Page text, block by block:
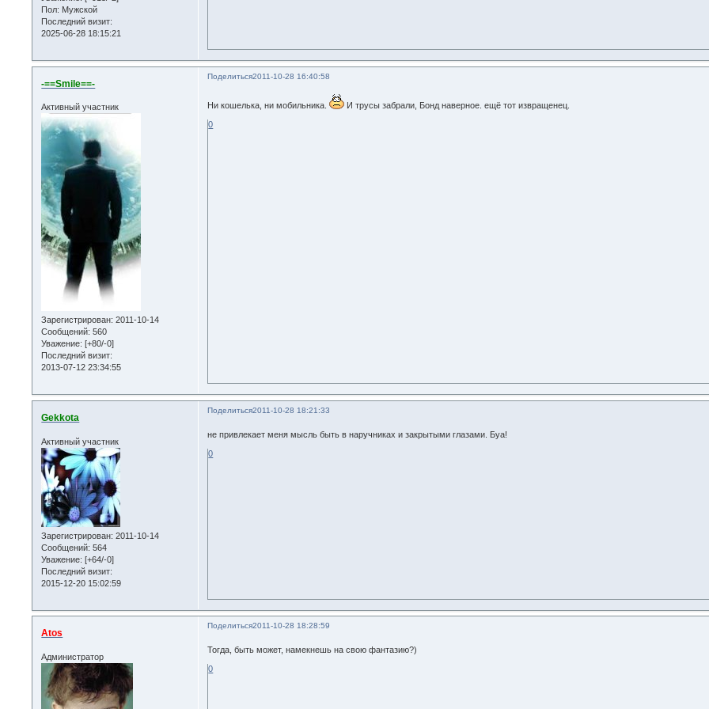
Пол: Мужской
Последний визит:
2025-06-28 18:15:21
Поделиться2011-10-28 16:40:58
-==Smile==-
Активный участник
Зарегистрирован: 2011-10-14
Сообщений: 560
Уважение: [+80/-0]
Последний визит:
2013-07-12 23:34:55
Ни кошелька, ни мобильника.
И трусы забрали, Бонд наверное. ещё тот извращенец.
0
Поделиться2011-10-28 18:21:33
Gekkota
Активный участник
Зарегистрирован: 2011-10-14
Сообщений: 564
Уважение: [+64/-0]
Последний визит:
2015-12-20 15:02:59
не привлекает меня мысль быть в наручниках и закрытыми глазами. Буа!
0
Поделиться2011-10-28 18:28:59
Atos
Администратор
Тогда, быть может, намекнешь на свою фантазию?)
0